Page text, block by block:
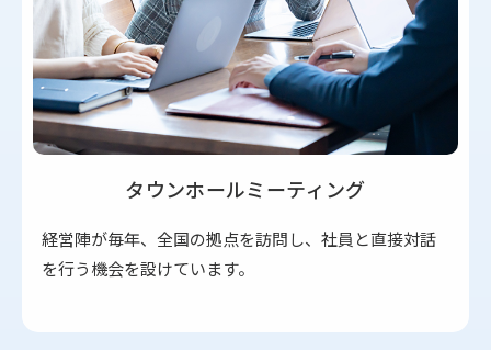
タウンホールミーティング
経営陣が毎年、全国の拠点を訪問し、社員と直接対話
を行う機会を設けています。